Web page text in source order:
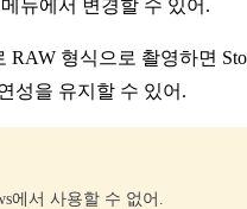
뉴에서 변경할 수 있어.
형식으로 촬영하면
성을 유지할 수 있어.
에서 사용할 수 없어.